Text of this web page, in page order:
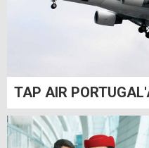
TAP AIR